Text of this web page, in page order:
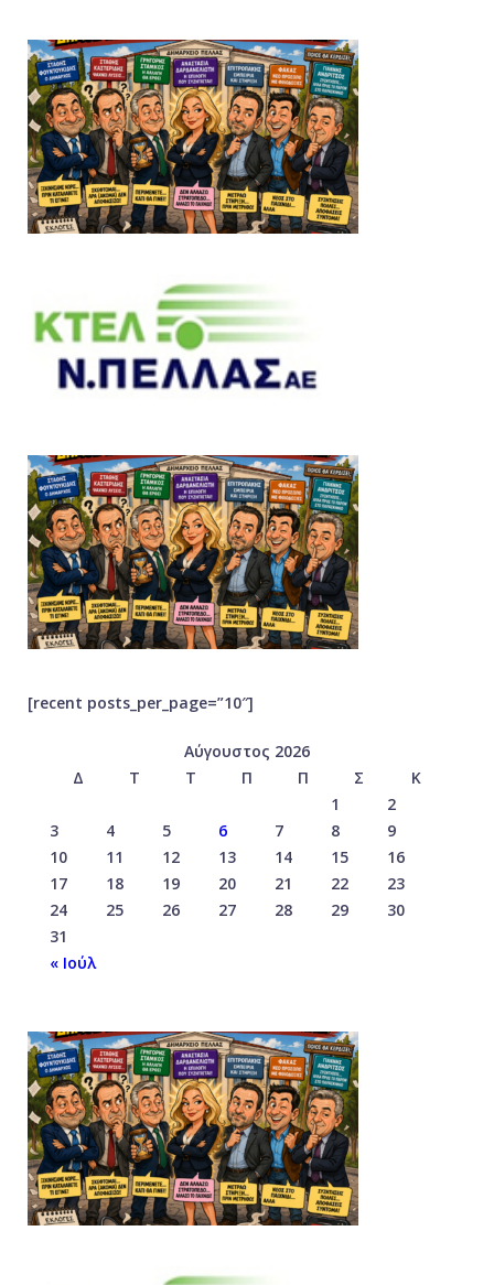
[recent posts_per_page=”10″]
Αύγουστος 2026
Δ
Τ Τ Π Π Σ
Κ
1
2
3
4 5 6 7 8
9
10
11 12 13 14 15
16
17
18 19 20 21 22
23
24
25 26 27 28 29
30
31
« Ιούλ